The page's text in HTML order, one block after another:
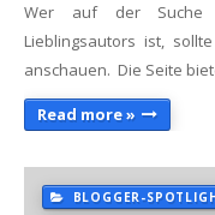
Wer auf der Suche
Lieblingsautors ist,
anschauen. Die Seite
Read more »
BLOGGER-